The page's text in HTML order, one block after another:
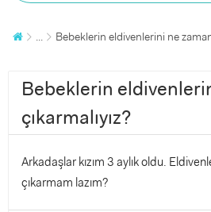
... Bebeklerin eldivenlerini ne zaman
Bebeklerin
çıkarmalıyız?
Arkadaşlar kızım 3 aylık oldu.
çıkarmam lazım?